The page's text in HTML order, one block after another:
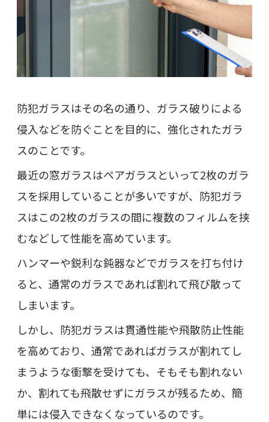
防犯ガラスはその名の通り、ガラス破りによる
侵入などを防ぐことを目的に、強化されたガラ
スのことです。
最近の窓ガラスはペアガラスといって2枚のガラ
スを採用していることが多いですが、防犯ガラ
スはこの2枚のガラスの間に複数のフィルムを挟
むなどして性能を高めています。
ハンマーや鋭利な鈍器などでガラスを打ち付け
ると、通常のガラスであれば割れて飛び散って
しまいます。
しかし、防犯ガラスは貫通性能や飛散防止性能
を高めており、通常であればガラスが割れてし
まうような衝撃を受けても、そもそも割れない
か、割れても飛散せずにガラスが残るため、簡
単には侵入できなくなっているのです。